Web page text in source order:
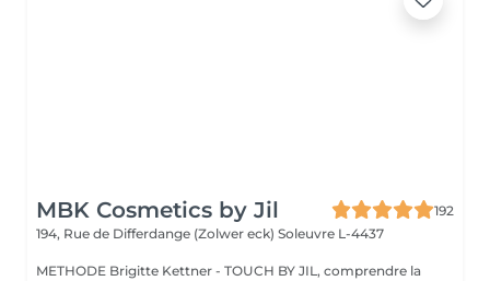
MBK Cosmetics by Jil
192
194, Rue de Differdange (Zolwer eck) Soleuvre L-4437
METHODE Brigitte Kettner - TOUCH BY JIL, comprendre la